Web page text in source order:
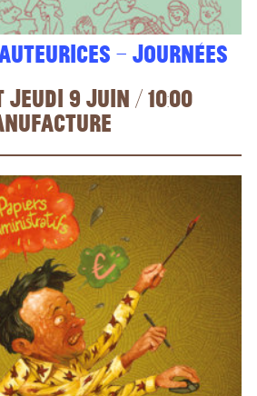
auteurices – Journées
9 juin / 10:00